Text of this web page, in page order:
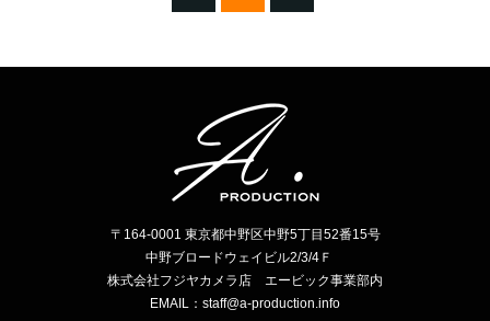
〒164-0001 東京都中野区中野5丁目52番15号
中野ブロードウェイビル2/3/4Ｆ
株式会社フジヤカメラ店 エービック事業部内
EMAIL：staff@a-production.info